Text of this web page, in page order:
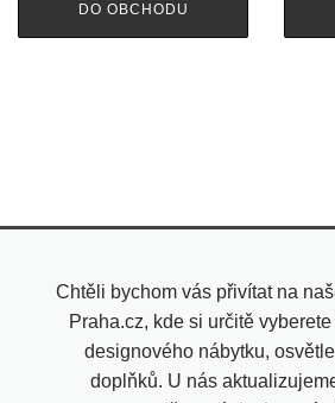
DO OBCHODU
Chtěli bychom vás přivítat na
Praha.cz, kde si určitě
designového nábytku,
doplňků. U nás